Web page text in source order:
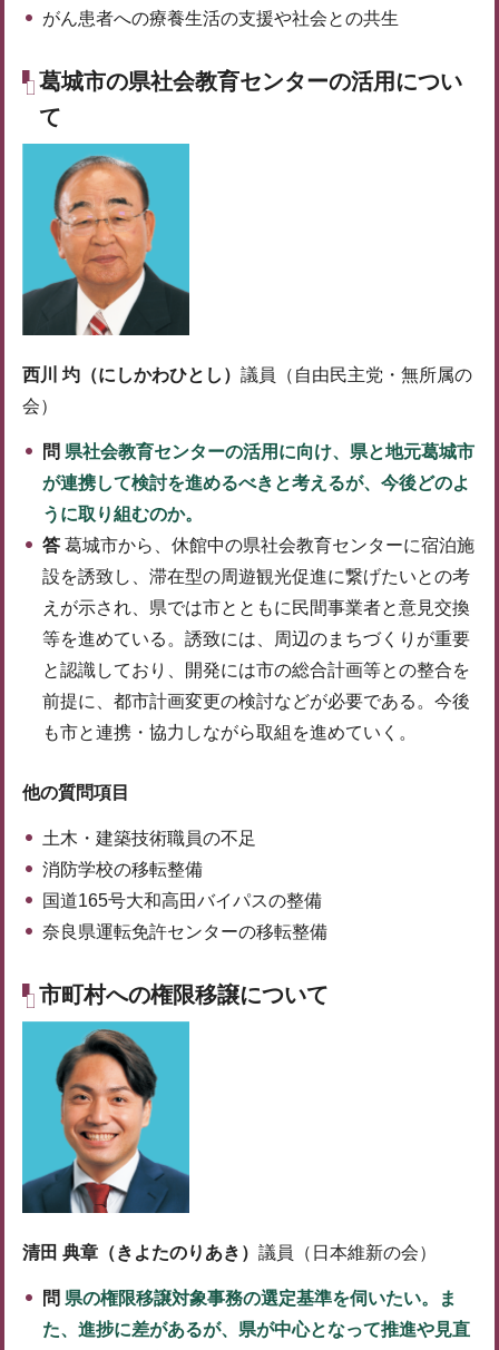
がん患者への療養生活の支援や社会との共生
葛城市の県社会教育センターの活用につい
て
西川 圴（にしかわひとし） 議員（自由民主党・無所属の
会）
問 県社会教育センターの活用に向け、県と地元葛城市
が連携して検討を進めるべきと考えるが、今後どのよ
うに取り組むのか。
答 葛城市から、休館中の県社会教育センターに宿泊施
設を誘致し、滞在型の周遊観光促進に繋げたいとの考
えが示され、県では市とともに民間事業者と意見交換
等を進めている。誘致には、周辺のまちづくりが重要
と認識しており、開発には市の総合計画等との整合を
前提に、都市計画変更の検討などが必要である。今後
も市と連携・協力しながら取組を進めていく。
他の質問項目
土木・建築技術職員の不足
消防学校の移転整備
国道165号大和高田バイパスの整備
奈良県運転免許センターの移転整備
市町村への権限移譲について
清田 典章（きよたのりあき） 議員（日本維新の会）
問 県の権限移譲対象事務の選定基準を伺いたい。ま
た、進捗に差があるが、県が中心となって推進や見直